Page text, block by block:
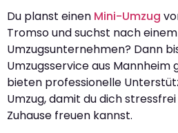
Du planst einen Mini-Umzug
Tromso und suchst nach
Umzugsunternehmen? Dann
Umzugsservice aus Mannheim
bieten professionelle
Umzug, damit du dich
Zuhause freuen kannst.